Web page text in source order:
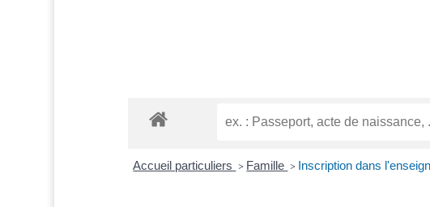
Accueil particuliers > Famille > Inscription dans